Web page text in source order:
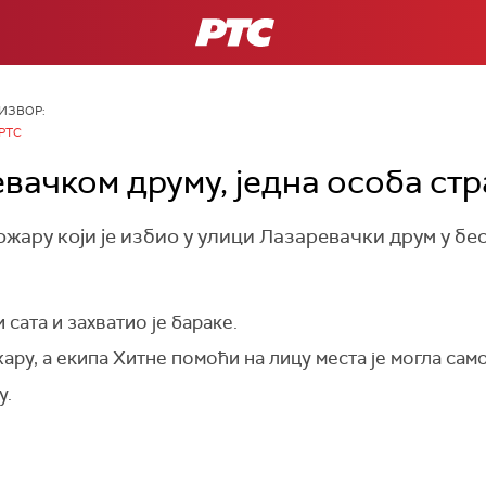
РТС
друму, једна особа
који је избио у улици Лазаревачки друм у
и захватио је бараке.
а екипа Хитне помоћи на лицу места је могла